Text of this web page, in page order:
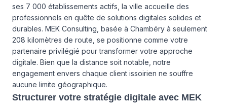
ses 7 000 établissements actifs, la ville accueille des
professionnels en quête de solutions digitales solides et
durables. MEK Consulting, basée à Chambéry à seulement
208 kilomètres de route, se positionne comme votre
partenaire privilégié pour transformer votre approche
digitale. Bien que la distance soit notable, notre
engagement envers chaque client issoirien ne souffre
aucune limite géographique.
Structurer votre stratégie digitale avec MEK